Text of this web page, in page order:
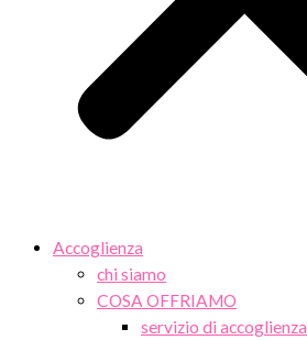
Accoglienza
chi siamo
COSA OFFRIAMO
servizio di accoglienza